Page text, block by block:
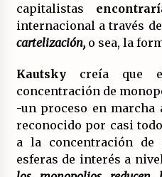
capitalistas
internacional a través
cartelización,o sea, la
Kautsky creía que
concentración de
-un proceso en
reconocido por casi
a la concentración de
esferas de interés a